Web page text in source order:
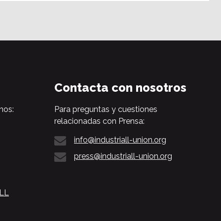
Contacta con nosotros
Para preguntas y cuestiones
relacionadas con Prensa:
info@industriall-union.org
press@industriall-union.org